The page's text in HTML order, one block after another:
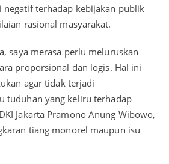
negatif terhadap kebijakan publik
rasional masyarakat.
saya merasa perlu meluruskan
proporsional dan logis. Hal ini
agar tidak terjadi
tuduhan yang keliru terhadap
Jakarta Pramono Anung Wibowo,
tiang monorel maupun isu